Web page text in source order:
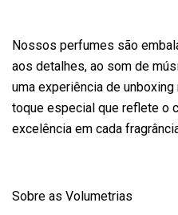
Nossos perfumes são
aos detalhes, ao som de
uma experiência de
toque especial que reflete o
excelência em cada
Sobre as Volumetrias